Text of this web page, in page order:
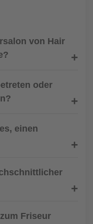
von Hair
oder
einen
Friseur